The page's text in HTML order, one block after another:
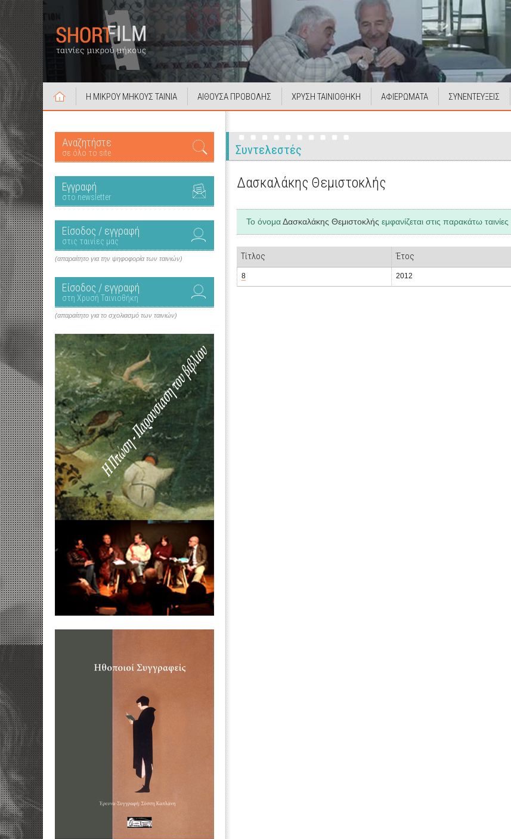
Η ΜΙΚΡΟΥ ΜΗΚΟΥΣ ΤΑΙΝΙΑ ΑΙΘΟΥΣΑ ΠΡΟΒΟΛΗΣ ΧΡΥΣΗ ΤΑΙΝΙΟΘΗΚΗ ΑΦΙΕΡΩΜΑΤΑ ΣΥΝΕΝΤΕΥΞΕΙΣ
Αναζητήστε
σε όλο το site
Εγγραφή
στο newsletter
Είσοδος / εγγραφή
στις ταινίες μας
(απαραίτητο για την ψηφοφορία των ταινιών)
Είσοδος / εγγραφή
στη Χρυσή Ταινιοθήκη
(απαραίτητο για το σχολιασμό των ταινιών)
Συντελεστές
Δασκαλάκης Θεμιστοκλής
Το όνομαΔασκαλάκης Θεμιστοκλής εμφανίζεται στις παρακάτω ταινίες
Τίτλος Έτος
8 2012